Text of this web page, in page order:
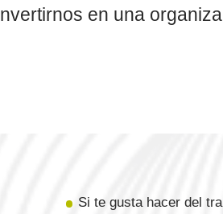
en una
Si te gusta hacer del